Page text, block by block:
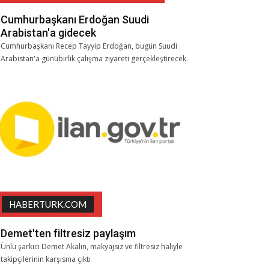
Cumhurbaşkanı Erdoğan Suudi
Arabistan'a gidecek
Cumhurbaşkanı Recep Tayyip Erdoğan, bugün Suudi
Arabistan'a günübirlik çalışma ziyareti gerçekleştirecek.
HABERTURK.COM
Demet'ten filtresiz paylaşım
Ünlü şarkıcı Demet Akalın, makyajsız ve filtresiz haliyle
takipçilerinin karşısına çıktı